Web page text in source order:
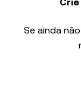
Se ainda